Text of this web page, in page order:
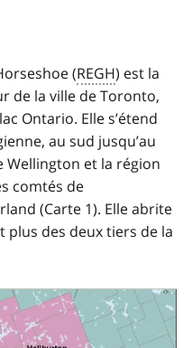
(REGH) est la
de la ville de Toronto,
Ontario. Elle s’étend
au sud jusqu’au
Wellington et la région
comtés de
(Carte 1). Elle abrite
plus des deux tiers de la